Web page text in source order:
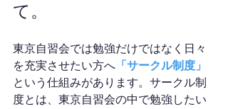
て。
東京自習会では勉強だけではなく日々
を充実させたい方へ 「サークル制度」
という仕組みがあります。サークル制
度とは、東京自習会の中で勉強したい